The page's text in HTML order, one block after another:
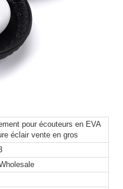
pour écouteurs en EVA
éclair vente en gros